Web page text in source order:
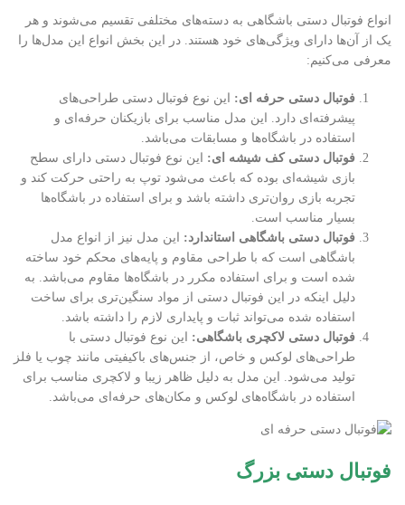
انواع فوتبال دستی باشگاهی به دسته‌های مختلفی تقسیم می‌شوند و هر
یک از آن‌ها دارای ویژگی‌های خود هستند. در این بخش انواع این مدل‌ها را
معرفی می‌کنیم:
فوتبال دستی حرفه ای: این نوع فوتبال دستی طراحی‌های
پیشرفته‌ای دارد. این مدل مناسب برای بازیکنان حرفه‌ای و
استفاده در باشگاه‌ها و مسابقات می‌باشد.
فوتبال دستی کف شیشه ای: این نوع فوتبال دستی دارای سطح
بازی شیشه‌ای بوده که باعث می‌شود توپ به راحتی حرکت کند و
تجربه بازی روان‌تری داشته باشد و برای استفاده در باشگاه‌ها
بسیار مناسب است.
فوتبال دستی باشگاهی استاندارد: این مدل نیز از انواع مدل
باشگاهی است که با طراحی مقاوم و پایه‌های محکم خود ساخته
شده است و برای استفاده مکرر در باشگاه‌ها مقاوم می‌باشد. به
دلیل اینکه در این فوتبال دستی از مواد سنگین‌تری برای ساخت
استفاده شده می‌تواند ثبات و پایداری لازم را داشته باشد.
فوتبال دستی لاکچری باشگاهی: این نوع فوتبال دستی با
طراحی‌های لوکس و خاص، از جنس‌های باکیفیتی مانند چوب یا فلز
تولید می‌شود. این مدل به دلیل ظاهر زیبا و لاکچری مناسب برای
استفاده در باشگاه‌های لوکس و مکان‌های حرفه‌‌ای می‌باشد.
فوتبال دستی بزرگ